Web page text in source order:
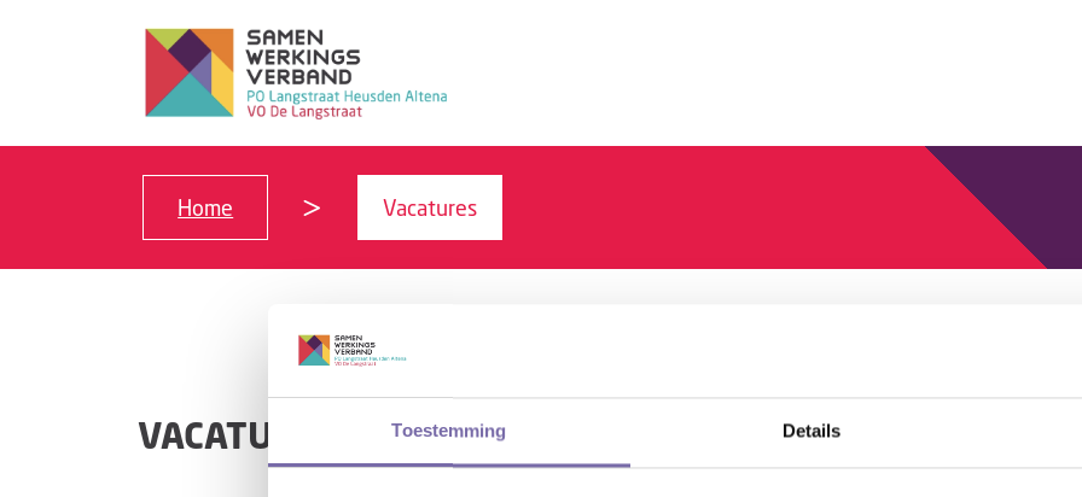
Toestemming Details
Home Vacatures
VACATURES